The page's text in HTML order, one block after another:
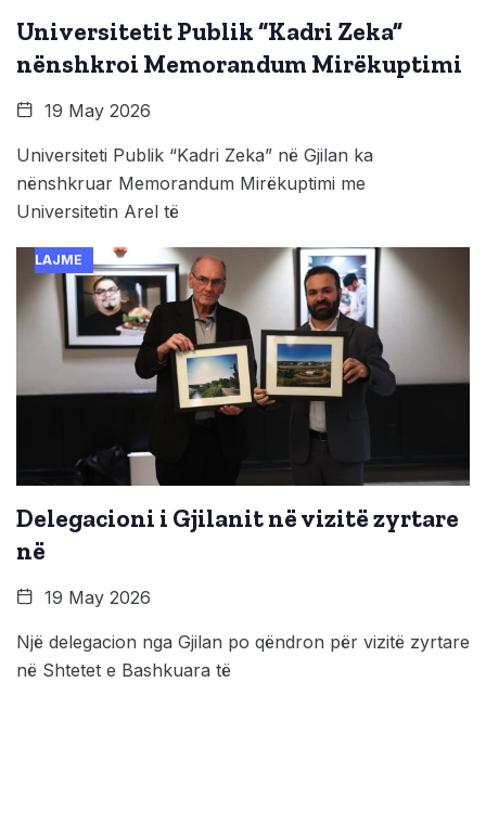
Universitetit Publik “Kadri Zeka”
nënshkroi Memorandum Mirëkuptimi
19 May 2026
Universiteti Publik “Kadri Zeka” në Gjilan ka
nënshkruar Memorandum Mirëkuptimi me
Universitetin Arel të
LAJME
Delegacioni i Gjilanit në vizitë zyrtare
në
19 May 2026
Një delegacion nga Gjilan po qëndron për vizitë zyrtare
në Shtetet e Bashkuara të